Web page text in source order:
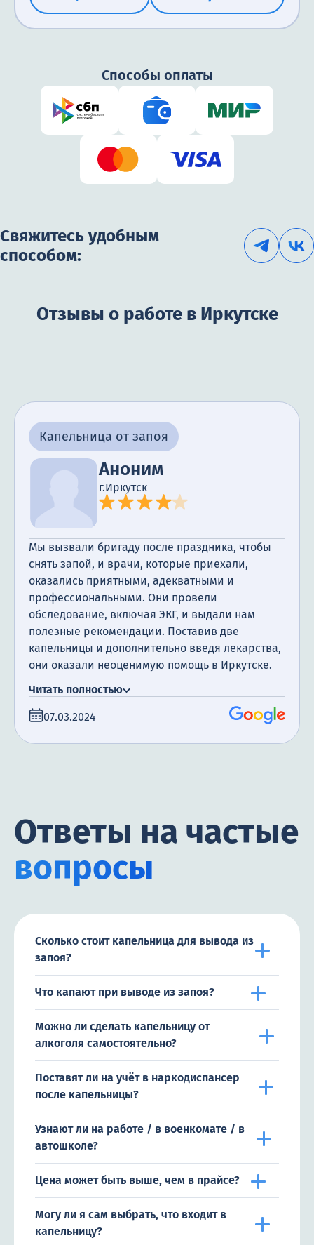
Способы оплаты
Свяжитесь удобным
способом:
Отзывы о работе в Иркутске
Капельница от запоя
Аноним
г.Иркутск
Мы вызвали бригаду после праздника, чтобы
снять запой, и врачи, которые приехали,
оказались приятными, адекватными и
профессиональными. Они провели
обследование, включая ЭКГ, и выдали нам
полезные рекомендации. Поставив две
капельницы и дополнительно введя лекарства,
они оказали неоценимую помощь в Иркутске.
Читать полностью
07.03.2024
Ответы на частые
вопросы
Сколько стоит капельница для вывода из
запоя?
Что капают при выводе из запоя?
Можно ли сделать капельницу от
алкоголя самостоятельно?
Поставят ли на учёт в наркодиспансер
после капельницы?
Узнают ли на работе / в военкомате / в
автошколе?
Цена может быть выше, чем в прайсе?
Могу ли я сам выбрать, что входит в
капельницу?